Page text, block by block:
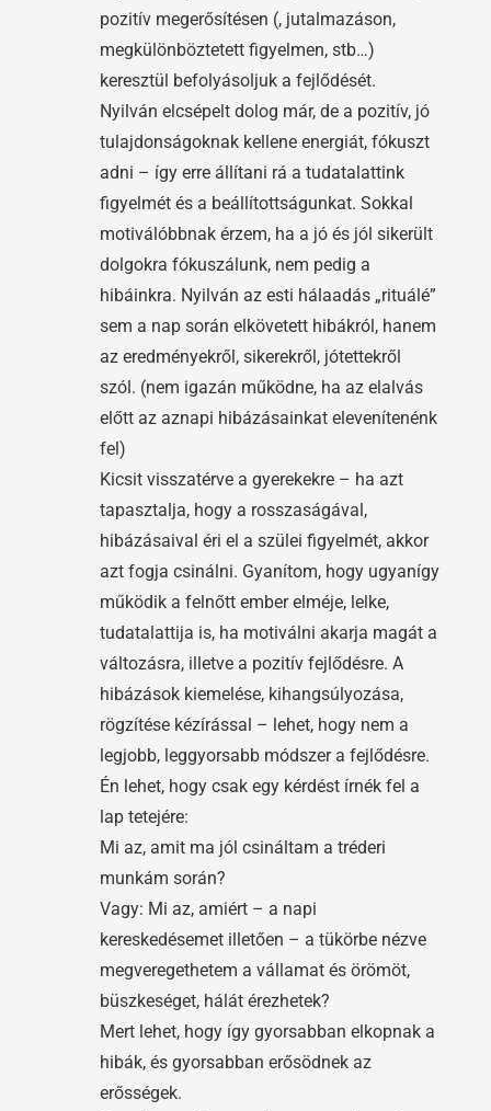
pozitív megerősítésen (, jutalmazáson,
megkülönböztetett figyelmen, stb…)
keresztül befolyásoljuk a fejlődését.
Nyilván elcsépelt dolog már, de a pozitív, jó
tulajdonságoknak kellene energiát, fókuszt
adni – így erre állítani rá a tudatalattink
figyelmét és a beállítottságunkat. Sokkal
motiválóbbnak érzem, ha a jó és jól sikerült
dolgokra fókuszálunk, nem pedig a
hibáinkra. Nyilván az esti hálaadás „rituálé”
sem a nap során elkövetett hibákról, hanem
az eredményekről, sikerekről, jótettekről
szól. (nem igazán működne, ha az elalvás
előtt az aznapi hibázásainkat elevenítenénk
fel)
Kicsit visszatérve a gyerekekre – ha azt
tapasztalja, hogy a rosszaságával,
hibázásaival éri el a szülei figyelmét, akkor
azt fogja csinálni. Gyanítom, hogy ugyanígy
működik a felnőtt ember elméje, lelke,
tudatalattija is, ha motiválni akarja magát a
változásra, illetve a pozitív fejlődésre. A
hibázások kiemelése, kihangsúlyozása,
rögzítése kézírással – lehet, hogy nem a
legjobb, leggyorsabb módszer a fejlődésre.
Én lehet, hogy csak egy kérdést írnék fel a
lap tetejére:
Mi az, amit ma jól csináltam a tréderi
munkám során?
Vagy: Mi az, amiért – a napi
kereskedésemet illetően – a tükörbe nézve
megveregethetem a vállamat és örömöt,
büszkeséget, hálát érezhetek?
Mert lehet, hogy így gyorsabban elkopnak a
hibák, és gyorsabban erősödnek az
erősségek.